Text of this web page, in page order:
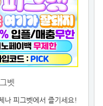
벳
나 피그벳에서 즐기세요!